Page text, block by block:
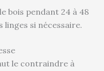
bois pendant 24 à 48
si nécessaire.
le contraindre à